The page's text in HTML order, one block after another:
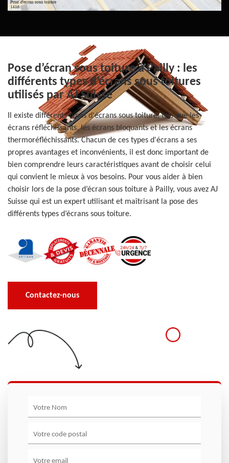
Pose d’écran sous toiture à Pailly : les
différents types d’écrans sous toitures
utilisés par AJ Suisse
Il existe différents types d'écrans sous toiture, tels que les
écrans réfléchissants, les écrans bloquants et les écrans
thermoréfléchissants. Chacun de ces types d'écrans a ses
propres avantages et inconvénients, il est donc important de
bien comprendre leurs caractéristiques avant de choisir celui
qui convient le mieux à vos besoins. Pour vous aider à bien
choisir lors de la pose d’écran sous toiture à Pailly, vous avez AJ
Suisse qui est un expert utilisant et maîtrisant la pose des
différents types d’écrans sous toiture.
Contactez-nous